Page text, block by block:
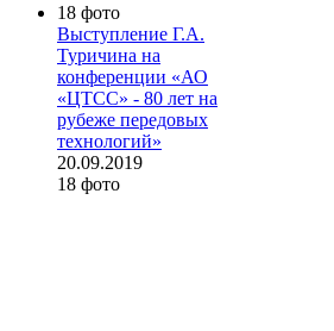
18 фото
Выступление Г.А.
Туричина на
конференции «АО
«ЦТСС» - 80 лет на
рубеже передовых
технологий»
20.09.2019
18 фото